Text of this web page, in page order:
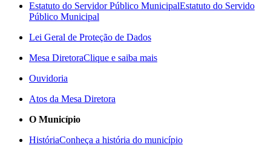
Estatuto do Servidor Público MunicipalEstatuto do Servido
Público Municipal
Lei Geral de Proteção de Dados
Mesa DiretoraClique e saiba mais
Ouvidoria
Atos da Mesa Diretora
O Município
HistóriaConheça a história do município